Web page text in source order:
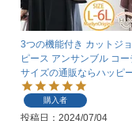
3つの機能付き カットジ
ピース アンサンブル コ
サイズの通販ならハッピ
購入者
投稿日 2024/07/04